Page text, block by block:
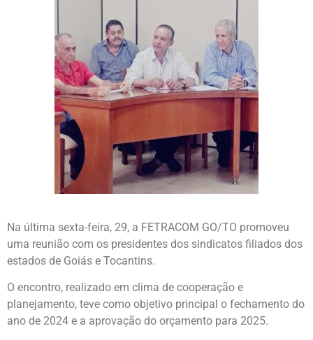
Na última sexta-feira, 29, a FETRACOM GO/TO promoveu
uma reunião com os presidentes dos sindicatos filiados dos
estados de Goiás e Tocantins.
O encontro, realizado em clima de cooperação e
planejamento, teve como objetivo principal o fechamento do
ano de 2024 e a aprovação do orçamento para 2025.